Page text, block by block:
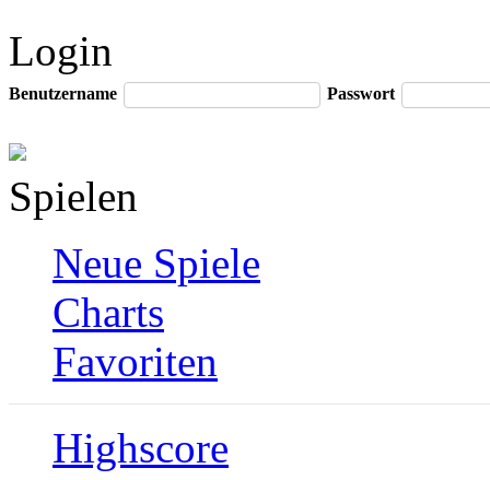
Login
Benutzername Passwort
Spielen
Neue Spiele
Charts
Favoriten
Highscore